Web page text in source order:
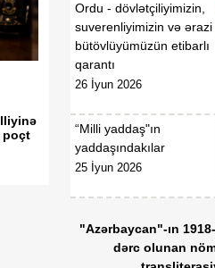
poçt
Heyvan kəsimi
məntəqələrində
monitorinqlər aparılıb
texnologiyalar dilin
qarşısında aciz qala bilər
Azərbaycan müxtəlif
geosiyasi məkanlar
imkanları olan dövlət
mövqeyini gücləndirir
Ordu - dövlətçiliyimizin,
suverenliyimizin və ərazi
bütövlüyümüzün etibarlı
qarantı
26 İyun 2026
“Milli yaddaş"ın
yaddaşındakılar
25 İyun 2026
"Azərbaycan"-ın
dərc olunan